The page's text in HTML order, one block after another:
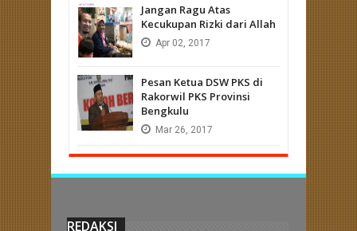
Jangan Ragu Atas
Kecukupan Rizki dari Allah
Apr 02, 2017
Pesan Ketua DSW PKS di
Rakorwil PKS Provinsi
Bengkulu
Mar 26, 2017
REDAKSI